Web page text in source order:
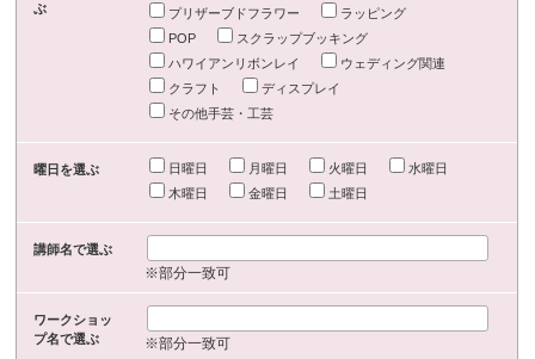
ぶ
プリザーブドフラワー
ラッピング
POP
スクラップブッキング
ハワイアンリボンレイ
ウェディング関連
クラフト
ディスプレイ
その他手芸・工芸
曜日を選ぶ 日曜日 月曜日 火曜日
水曜日
木曜日
金曜日 土曜日
講師名で選ぶ
※部分一致可
ワークショッ
プ名で選ぶ
※部分一致可